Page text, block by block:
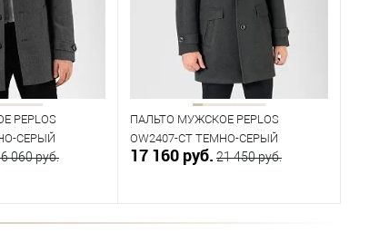
PEPLOS
СЕРЫЙ
060 руб.
ПАЛЬТО МУЖСКОЕ PEPLOS
OW2407-CT ТЕМНО-СЕРЫЙ
17 160 руб. 21 450 руб.